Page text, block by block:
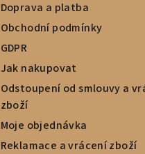
Doprava a platba
Obchodní podmínky
GDPR
Jak nakupovat
Odstoupení od smlouvy a
zboží
Moje objednávka
Reklamace a vrácení zboží